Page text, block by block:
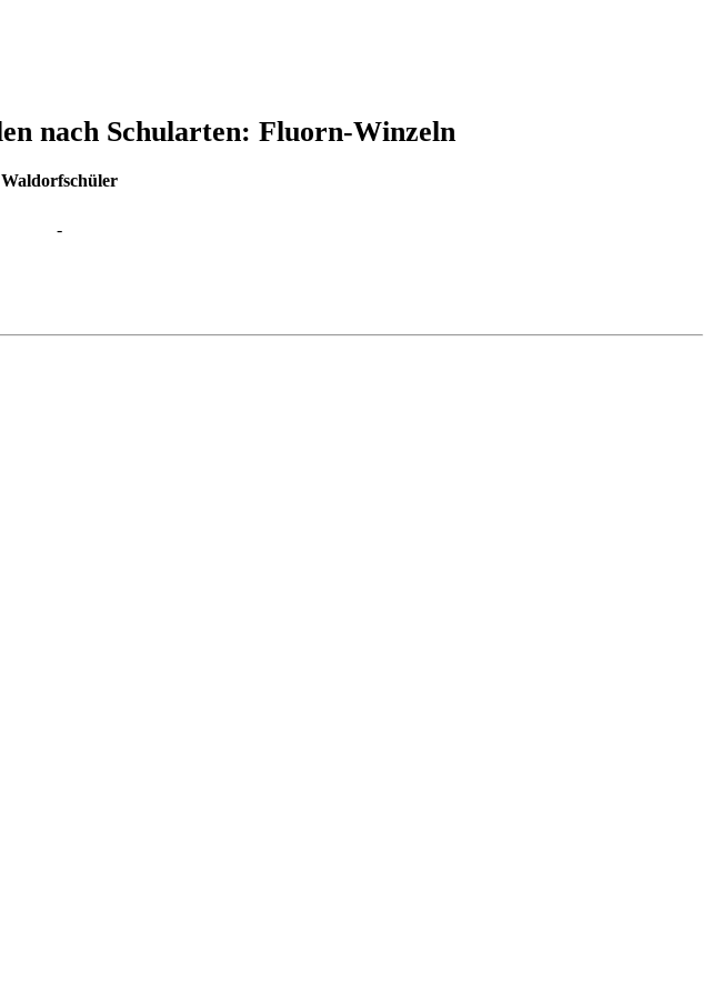
nach Schularten: Fluorn-Winzeln
Waldorfschüler
-